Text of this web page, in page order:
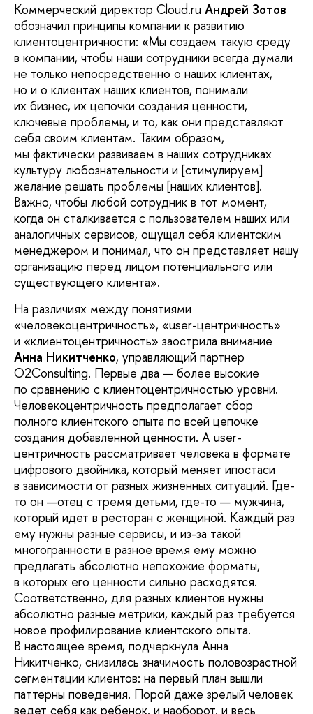
Коммерческий директор Cloud.ru Андрей Зотов
обозначил принципы компании к развитию
клиентоцентричности: «Мы создаем такую среду
в компании, чтобы наши сотрудники всегда думали
не только непосредственно о наших клиентах,
но и о клиентах наших клиентов, понимали
их бизнес, их цепочки создания ценности,
ключевые проблемы, и то, как они представляют
себя своим клиентам. Таким образом,
мы фактически развиваем в наших сотрудниках
культуру любознательности и [стимулируем]
желание решать проблемы [наших клиентов].
Важно, чтобы любой сотрудник в тот момент,
когда он сталкивается с пользователем наших или
аналогичных сервисов, ощущал себя клиентским
менеджером и понимал, что он представляет нашу
организацию перед лицом потенциального или
существующего клиента».
На различиях между понятиями
«человекоцентричность», «user-центричность»
и «клиентоцентричность» заострила внимание
Анна Никитченко, управляющий партнер
O2Consulting. Первые два — более высокие
по сравнению с клиентоцентричностью уровни.
Человекоцентричность предполагает сбор
полного клиентского опыта по всей цепочке
создания добавленной ценности. А user-
центричность рассматривает человека в формате
цифрового двойника, который меняет ипостаси
в зависимости от разных жизненных ситуаций. Где-
то он —отец с тремя детьми, где-то — мужчина,
который идет в ресторан с женщиной. Каждый раз
ему нужны разные сервисы, и из-за такой
многогранности в разное время ему можно
предлагать абсолютно непохожие форматы,
в которых его ценности сильно расходятся.
Соответственно, для разных клиентов нужны
абсолютно разные метрики, каждый раз требуется
новое профилирование клиентского опыта.
В настоящее время, подчеркнула Анна
Никитченко, снизилась значимость половозрастной
сегментации клиентов: на первый план вышли
паттерны поведения. Порой даже зрелый человек
ведет себя как ребенок, и наоборот, и весь